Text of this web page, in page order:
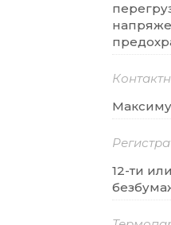
12-ти